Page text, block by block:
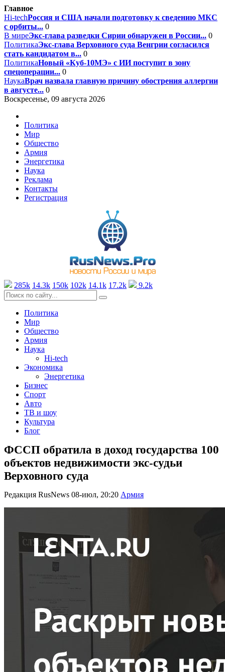
Главное
Hi-techРоссия и США начали подготовку к сведению МКС
с орбиты... 0
В миреЭкс-глава разведки Сирии обнаружен в России... 0
ПолитикаЭкс-глава Верховного суда Венгрии согласился
стать кандидатом в... 0
ПолитикаНовый «Куб-10МЭ» с ИИ поступит в зону
спецоперации... 0
НаукаВрач назвала главную причину обострения аллергии
в августе... 0
Воскресенье, 09 августа 2026
Политика
Мир
Общество
Армия
Энергетика
Наука
Реклама
Контакты
Регистрация
285k 14.3k 150k 102k 14.1k 17.2k 9.2k
Политика
Мир
Общество
Армия
Наука
Hi-tech
Экономика
Энергетика
Бизнес
Спорт
Авто
ТВ и шоу
Культура
Блог
ФССП обратила в доход государства 100
объектов недвижимости экс-судьи
Верховного суда
Редакция RusNews 08-июл, 20:20 Армия